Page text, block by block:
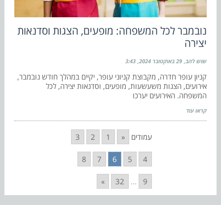
נובמבר לכל המשפחה: מופעים, הצגות וסדנאות
יצירה
שוש להב 29 באוקטובר 2024 3:43
קניון עופר חדרה, מקבוצת קניוני עופר, יקיים במהלך חודש נובמבר,
אירועים, הצגות משעשעות, מופעים, וסדנאות יצירה, לכל
המשפחה. האירועים יערכו
קראו עוד
עמודים «
1
2
3
4
5
6
7
8
9
...
32
»